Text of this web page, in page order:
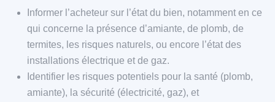
Informer l’acheteur sur l’état du bien, notamment en ce
qui concerne la présence d’amiante, de plomb, de
termites, les risques naturels, ou encore l’état des
installations électrique et de gaz.
Identifier les risques potentiels pour la santé (plomb,
amiante), la sécurité (électricité, gaz), et